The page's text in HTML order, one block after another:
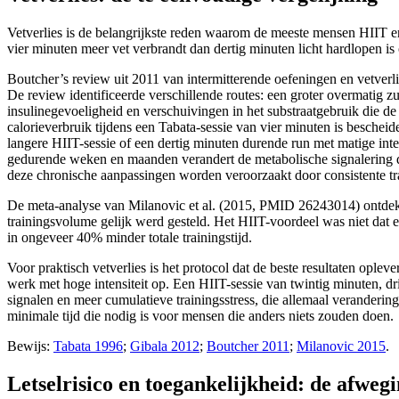
Vetverlies is de belangrijkste reden waarom de meeste mensen
vier minuten meer vet verbrandt dan dertig minuten licht hardlopen is
Boutcher’s review uit 2011 van intermitterende oefeningen en
De review identificeerde verschillende routes: een groter overmatig
insulinegevoeligheid en verschuivingen in het substraatgebruik die
calorieverbruik tijdens een Tabata-sessie van vier minuten is
langere HIIT-sessie of een dertig minuten durende run met matige
gedurende weken en maanden verandert de metabolische
deze chronische aanpassingen worden veroorzaakt door consistente
De meta-analyse van Milanovic et al. (2015, PMID 26243014)
trainingsvolume gelijk werd gesteld. Het HIIT-voordeel was niet dat
in ongeveer 40% minder totale trainingstijd.
Voor praktisch vetverlies is het protocol dat de beste resultaten
werk met hoge intensiteit op. Een HIIT-sessie van twintig minuten,
signalen en meer cumulatieve trainingsstress, die allemaal
minimale tijd die nodig is voor mensen die anders niets zouden doen.
Bewijs: Tabata 1996; Gibala 2012; Boutcher 2011 ; Milanovic 2015.
Letselrisico en toegankelijkheid: de